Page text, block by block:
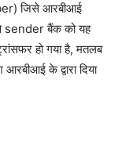
जिसे आरबीआई
sender बैंक को यह
हो गया है, मतलब
के द्वारा दिया